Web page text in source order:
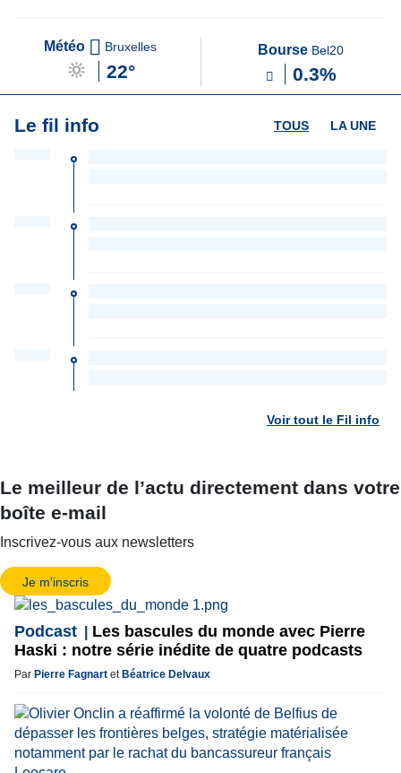
Météo Bruxelles
22°
Bourse Bel20
0.3%
Le fil info LA UNE
TOUS
Voir tout le Fil info
Le meilleur de l’actu directement dans votre
boîte e-mail
Inscrivez-vous aux newsletters
Je m'inscris
Podcast
Les bascules du monde avec Pierre
Haski : notre série inédite de quatre podcasts
Par Pierre Fagnart et Béatrice Delvaux